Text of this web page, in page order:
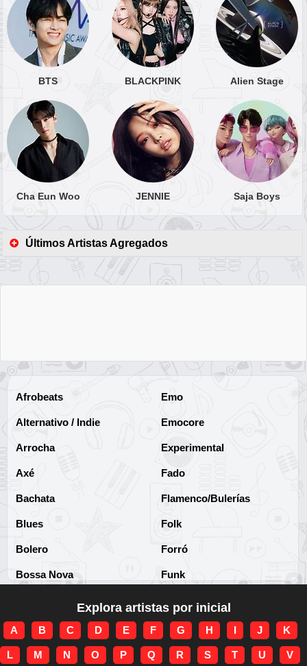
BTS BLACKPINK Alien Stage
Cha Eun Woo JENNIE Saja Boys
Últimos Artistas Agregados
Afrobeats
Alternativo / Indie
Arrocha
Axé
Bachata
Blues
Bolero
Bossa Nova
Brega-funk
Cha-Cha
Emo
Emocore
Experimental
Fado
Flamenco/Bulerías
Folk
Forró
Funk
Funk Internacional
Gospel/Religioso
Explora artistas por inicial
A B C D E F G H I J K
L M N O P Q R S T U V